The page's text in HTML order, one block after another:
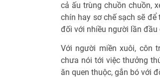
cả ấu trùng chuồn chuồn,
chín hay sơ chế sạch sẽ
đối với nhiều người lần đầu
Với người miền xuôi, côn
chưa nói tới việc thưởng
ăn quen thuộc, gắn bó với